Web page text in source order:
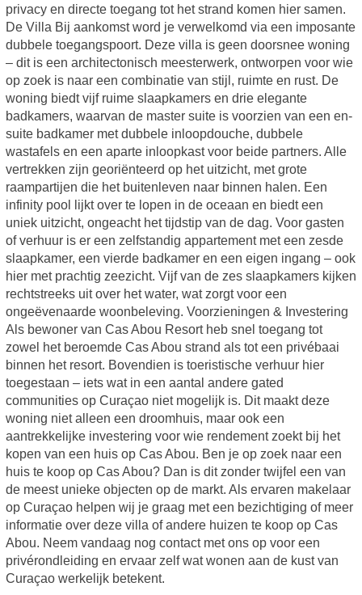
privacy en directe toegang tot het strand komen hier samen.
De Villa Bij aankomst word je verwelkomd via een imposante
dubbele toegangspoort. Deze villa is geen doorsnee woning
– dit is een architectonisch meesterwerk, ontworpen voor wie
op zoek is naar een combinatie van stijl, ruimte en rust. De
woning biedt vijf ruime slaapkamers en drie elegante
badkamers, waarvan de master suite is voorzien van een en-
suite badkamer met dubbele inloopdouche, dubbele
wastafels en een aparte inloopkast voor beide partners. Alle
vertrekken zijn georiënteerd op het uitzicht, met grote
raampartijen die het buitenleven naar binnen halen. Een
infinity pool lijkt over te lopen in de oceaan en biedt een
uniek uitzicht, ongeacht het tijdstip van de dag. Voor gasten
of verhuur is er een zelfstandig appartement met een zesde
slaapkamer, een vierde badkamer en een eigen ingang – ook
hier met prachtig zeezicht. Vijf van de zes slaapkamers kijken
rechtstreeks uit over het water, wat zorgt voor een
ongeëvenaarde woonbeleving. Voorzieningen & Investering
Als bewoner van Cas Abou Resort heb snel toegang tot
zowel het beroemde Cas Abou strand als tot een privébaai
binnen het resort. Bovendien is toeristische verhuur hier
toegestaan – iets wat in een aantal andere gated
communities op Curaçao niet mogelijk is. Dit maakt deze
woning niet alleen een droomhuis, maar ook een
aantrekkelijke investering voor wie rendement zoekt bij het
kopen van een huis op Cas Abou. Ben je op zoek naar een
huis te koop op Cas Abou? Dan is dit zonder twijfel een van
de meest unieke objecten op de markt. Als ervaren makelaar
op Curaçao helpen wij je graag met een bezichtiging of meer
informatie over deze villa of andere huizen te koop op Cas
Abou. Neem vandaag nog contact met ons op voor een
privérondleiding en ervaar zelf wat wonen aan de kust van
Curaçao werkelijk betekent.